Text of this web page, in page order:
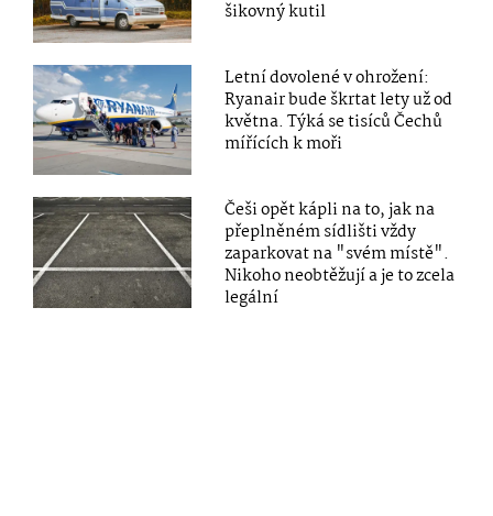
šikovný kutil
Letní dovolené v ohrožení:
Ryanair bude škrtat lety už od
května. Týká se tisíců Čechů
mířících k moři
Češi opět kápli na to, jak na
přeplněném sídlišti vždy
zaparkovat na "svém místě".
Nikoho neobtěžují a je to zcela
legální